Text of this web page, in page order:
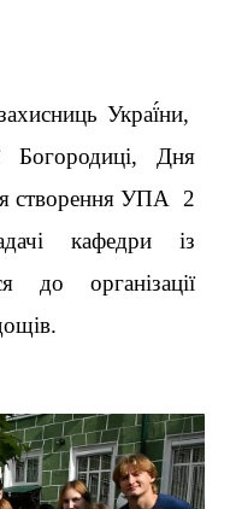
Украї́ни,
Богородиці, Дня
створення УПА 2
кафедри із
до організації